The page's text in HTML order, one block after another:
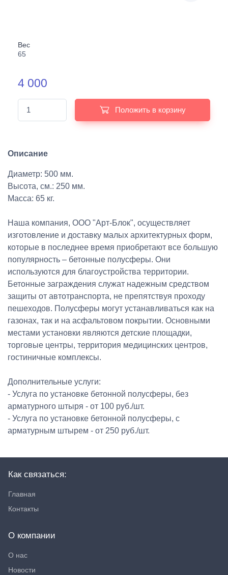
Вес
65
4 000
Положить в корзину
Описание
Диаметр: 500 мм.
Высота, см.: 250 мм.
Масса: 65 кг.
Наша компания, ООО "Арт-Блок", осуществляет
изготовление и доставку малых архитектурных форм,
которые в последнее время приобретают все большую
популярность – бетонные полусферы. Они
используются для благоустройства территории.
Бетонные заграждения служат надежным средством
защиты от автотранспорта, не препятствуя проходу
пешеходов. Полусферы могут устанавливаться как на
газонах, так и на асфальтовом покрытии. Основными
местами установки являются детские площадки,
торговые центры, территория медицинских центров,
гостиничные комплексы.
Дополнительные услуги:
- Услуга по установке бетонной полусферы, без
арматурного штыря - от 100 руб./шт.
- Услуга по установке бетонной полусферы, с
арматурным штырем - от 250 руб./шт.
Как связаться:
Главная
Контакты
О компании
О нас
Новости